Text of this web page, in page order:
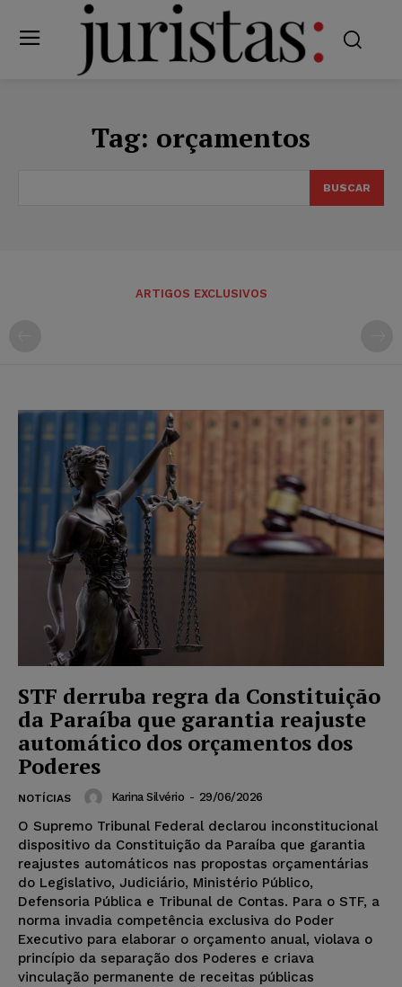
Tag: orçamentos
BUSCAR
ARTIGOS EXCLUSIVOS
STF derruba regra da Constituição
da Paraíba que garantia reajuste
automático dos orçamentos dos
Poderes
NOTÍCIAS Karina Silvério - 29/06/2026
O Supremo Tribunal Federal declarou inconstitucional
dispositivo da Constituição da Paraíba que garantia
reajustes automáticos nas propostas orçamentárias
do Legislativo, Judiciário, Ministério Público,
Defensoria Pública e Tribunal de Contas. Para o STF, a
norma invadia competência exclusiva do Poder
Executivo para elaborar o orçamento anual, violava o
princípio da separação dos Poderes e criava
vinculação permanente de receitas públicas